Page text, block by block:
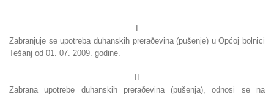
Zabranjuje se upotreba duhanskih preraðevina (pušenje) u Općoj bolnici
Tešanj od 01. 07. 2009. godine.
Zabrana upotrebe duhanskih preraðevina (pušenja), odnosi se na